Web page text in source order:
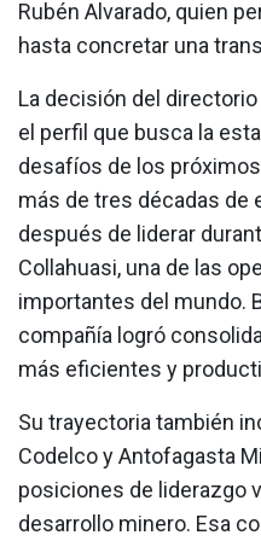
Rubén Alvarado, quien
hasta concretar una
La decisión del
el perfil que busca la
desafíos de los
más de tres décadas de
después de liderar
Collahuasi, una de las
importantes del mundo.
compañía logró
más eficientes y
Su trayectoria también
Codelco y Antofagasta
posiciones de liderazgo
desarrollo minero. Esa